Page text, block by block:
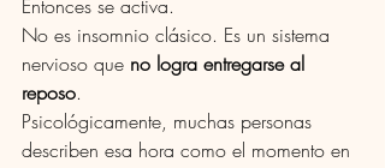
Entonces se activa.
No es insomnio clásico. Es un sistema
nervioso que no logra entregarse al
reposo.
Psicológicamente, muchas personas
describen esa hora como el momento en